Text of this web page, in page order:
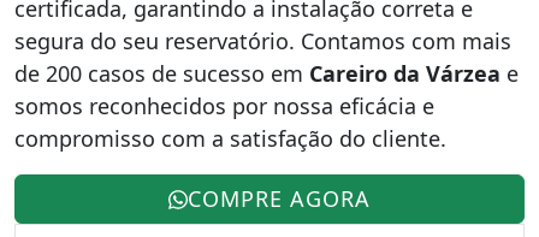
certificada, garantindo a instalação correta e
segura do seu reservatório. Contamos com mais
de 200 casos de sucesso em Careiro da Várzea e
somos reconhecidos por nossa eficácia e
compromisso com a satisfação do cliente.
COMPRE AGORA